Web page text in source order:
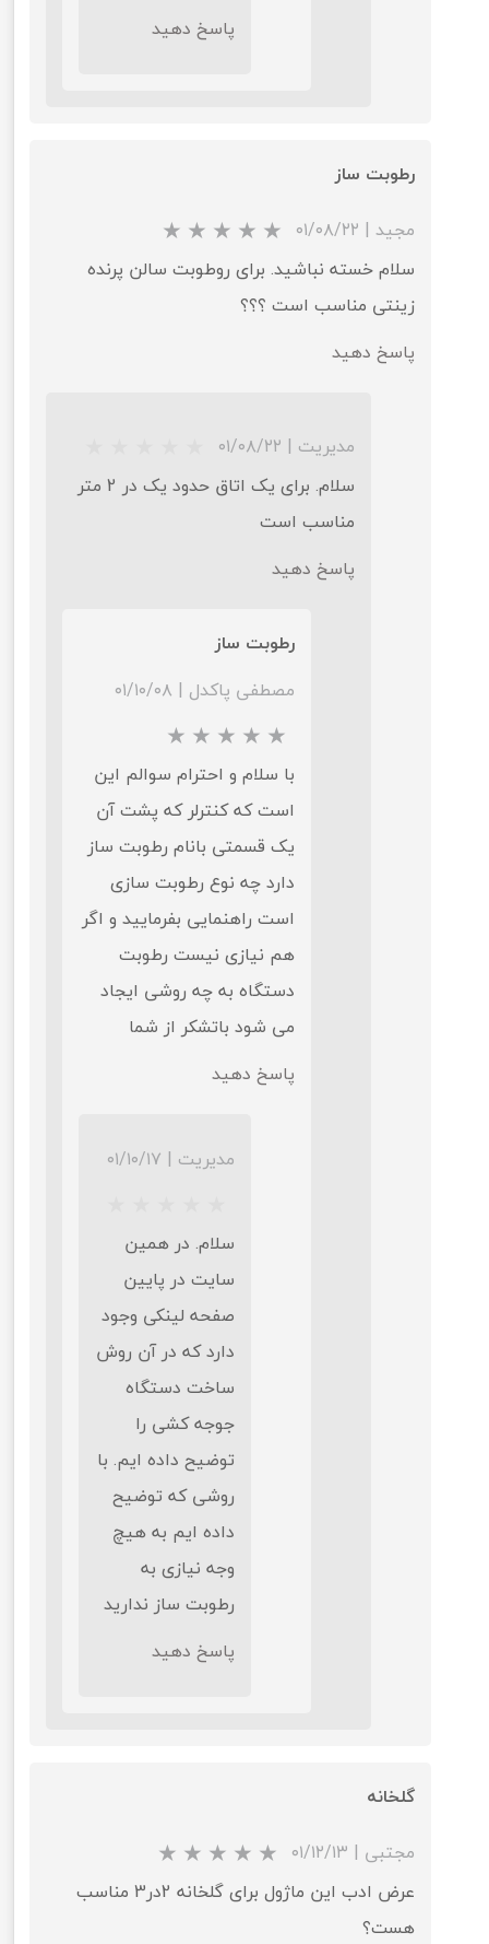
★
★★★★★
پاسخ دهید
رطوبت ساز
مجید | ۰۱/۰۸/۲۲
سلام خسته نباشید. برای روطوبت سالن پرنده
زینتی مناسب است ؟؟؟
پاسخ دهید
مدیریت | ۰۱/۰۸/۲۲
سلام. برای یک اتاق حدود یک در 2 متر
مناسب است
پاسخ دهید
رطوبت ساز
مصطفی پاکدل | ۰۱/۱۰/۰۸
با سلام و احترام سوالم این
است که کنترلر که پشت آن
یک قسمتی بانام رطوبت ساز
دارد چه نوع رطوبت سازی
است راهنمایی بفرمایید و اگر
هم نیازی نیست رطوبت
دستگاه به چه روشی ایجاد
می شود باتشکر از شما
پاسخ دهید
مدیریت | ۰۱/۱۰/۱۷
سلام. در همین
سایت در پایین
صفحه لینکی وجود
دارد که در آن روش
ساخت دستگاه
جوجه کشی را
توضیح داده ایم. با
روشی که توضیح
داده ایم به هیچ
وجه نیازی به
رطوبت ساز ندارید
پاسخ دهید
گلخانه
مجتبی | ۰۱/۱۲/۱۳
عرض ادب این ماژول برای گلخانه 2در3 مناسب
هست؟